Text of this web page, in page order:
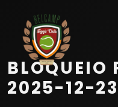
Início
BLOQUEIO
2025-12-